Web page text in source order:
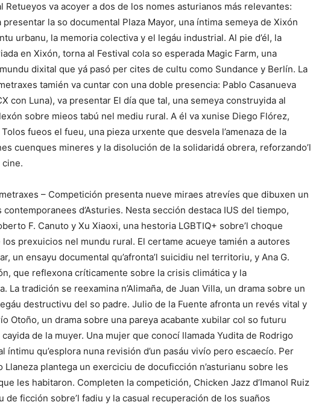
Retueyos va acoyer a dos de los nomes asturianos más relevantes:
la so documental Plaza Mayor, una íntima semeya de Xixón
urbanu, la memoria colectiva y el legáu industrial. Al pie d’él, la
en Xixón, torna al Festival cola so esperada Magic Farm, una
dixital que yá pasó per cites de cultu como Sundance y Berlín. La
tamién va cuntar con una doble presencia: Pablo Casanueva
con Luna), va presentar El día que tal, una semeya construyida al
sobre mieos tabú nel mediu rural. A él va xunise Diego Flórez,
fueos el fueu, una pieza urxente que desvela l’amenaza de la
cuenques mineres y la disolución de la solidaridá obrera, reforzando’l
– Competición presenta nueve miraes atrevíes que dibuxen un
d’Asturies. Nesta sección destaca IUS del tiempo,
F. Canuto y Xu Xiaoxi, una hestoria LGBTIQ+ sobre’l choque
prexuicios nel mundu rural. El certame acueye tamién a autores
un ensayu documental qu’afronta’l suicidiu nel territoriu, y Ana G.
que reflexona críticamente sobre la crisis climática y la
La tradición se reexamina n’Alimaña, de Juan Villa, un drama sobre un
destructivu del so padre. Julio de la Fuente afronta un revés vital y
Otoño, un drama sobre una pareya acabante xubilar col so futuru
de la muyer. Una mujer que conocí llamada Yudita de Rodrigo
íntimu qu’esplora nuna revisión d’un pasáu vivío pero escaecío. Per
Llaneza plantega un exerciciu de docuficción n’asturianu sobre les
les habitaron. Completen la competición, Chicken Jazz d’Imanol Ruiz
de ficción sobre’l fadiu y la casual recuperación de los suaños